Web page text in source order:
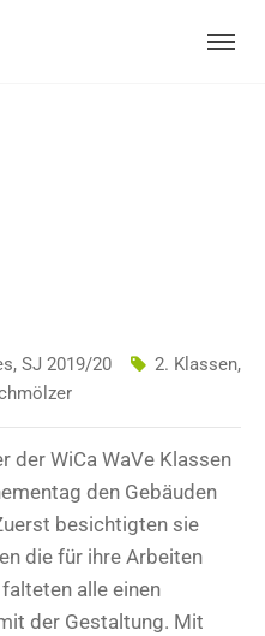
, SJ 2019/20 2. Klassen,
der WiCa WaVe Klassen
den Gebäuden
besichtigten sie
die für ihre Arbeiten
alle einen
der Gestaltung. Mit